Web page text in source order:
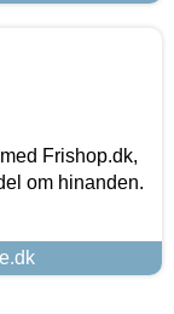
Frishop.dk,
om hinanden.